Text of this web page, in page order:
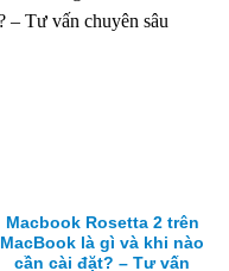
Macbook Rosetta 2 trên
MacBook là gì và khi nào
cần cài đặt? – Tư vấn